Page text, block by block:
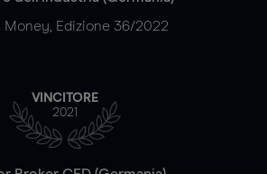
Money, Edizione 36/2022
VINCITORE
2021